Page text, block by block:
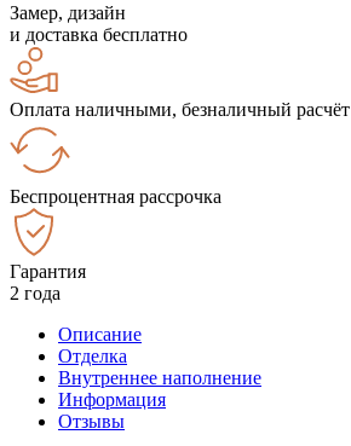
Замер, дизайн
и доставка бесплатно
Оплата наличными, безналичный расчёт
Беспроцентная рассрочка
Гарантия
2 года
Описание
Отделка
Внутреннее наполнение
Информация
Отзывы